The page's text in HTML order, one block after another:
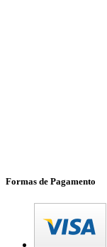
Formas de Pagamento